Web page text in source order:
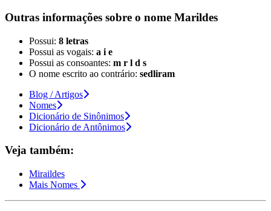
Outras informações sobre o nome Marildes
Possui: 8 letras
Possui as vogais: a i e
Possui as consoantes: m r l d s
O nome escrito ao contrário: sedliram
Blog / Artigos
Nomes
Dicionário de Sinônimos
Dicionário de Antônimos
Veja também:
Miraildes
Mais Nomes